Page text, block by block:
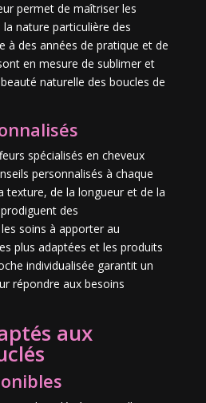
permet de maîtriser les
nature particulière des
à des années de pratique et de
en mesure de sublimer et
naturelle des boucles de
spécialisés en cheveux
personnalisés à chaque
texture, de la longueur et de la
des
soins à apporter au
plus adaptées et les produits
individualisée garantit un
répondre aux besoins
aux